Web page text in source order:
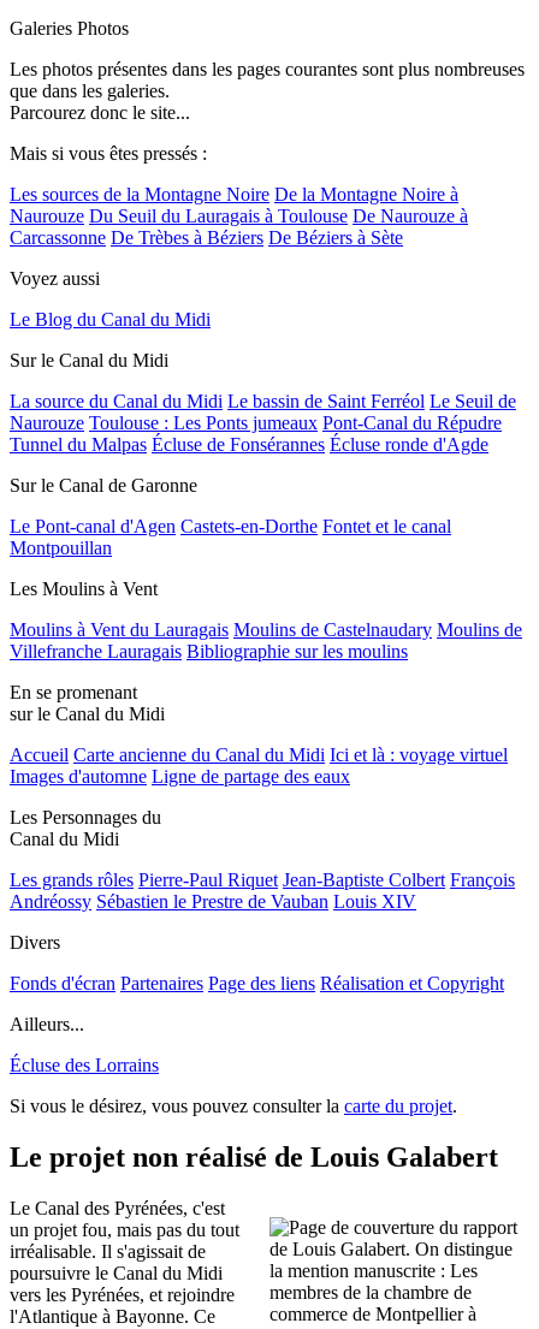
Galeries Photos
Les photos présentes dans les pages courantes sont plus nombreuses
que dans les galeries.
Parcourez donc le site...
Mais si vous êtes pressés :
Les sources de la Montagne Noire De la Montagne Noire à
Naurouze Du Seuil du Lauragais à Toulouse De Naurouze à
Carcassonne De Trèbes à Béziers De Béziers à Sète
Voyez aussi
Le Blog du Canal du Midi
Sur le Canal du Midi
La source du Canal du Midi Le bassin de Saint Ferréol Le Seuil de
Naurouze Toulouse : Les Ponts jumeaux Pont-Canal du Répudre
Tunnel du Malpas Écluse de Fonsérannes Écluse ronde d'Agde
Sur le Canal de Garonne
Le Pont-canal d'Agen Castets-en-Dorthe Fontet et le canal
Montpouillan
Les Moulins à Vent
Moulins à Vent du Lauragais Moulins de Castelnaudary Moulins de
Villefranche Lauragais Bibliographie sur les moulins
En se promenant
sur le Canal du Midi
Accueil Carte ancienne du Canal du Midi Ici et là : voyage virtuel
Images d'automne Ligne de partage des eaux
Les Personnages du
Canal du Midi
Les grands rôles Pierre-Paul Riquet Jean-Baptiste Colbert François
Andréossy Sébastien le Prestre de Vauban Louis XIV
Divers
Fonds d'écran Partenaires Page des liens Réalisation et Copyright
Ailleurs...
Écluse des Lorrains
Si vous le désirez, vous pouvez consulter la carte du projet.
Le projet non réalisé de Louis Galabert
Le Canal des Pyrénées, c'est
un projet fou, mais pas du tout
irréalisable. Il s'agissait de
poursuivre le Canal du Midi
vers les Pyrénées, et rejoindre
l'Atlantique à Bayonne. Ce